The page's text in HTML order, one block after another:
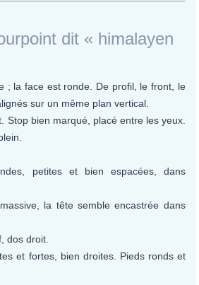
dit « himalayen
; la face est ronde. De profil, le front, le
sur un même plan vertical.
Stop bien marqué, placé entre les yeux.
petites et bien espacées, dans
la tête semble encastrée dans
dos droit.
et fortes, bien droites. Pieds ronds et